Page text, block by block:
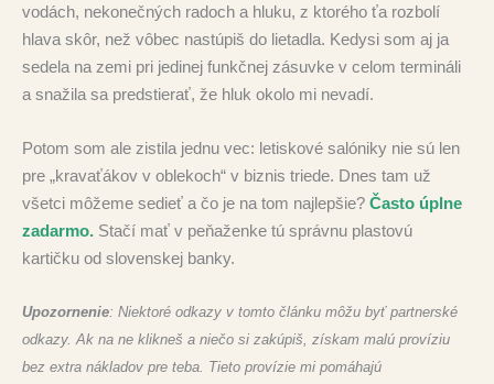
vodách, nekonečných radoch a hluku, z ktorého ťa rozbolí
hlava skôr, než vôbec nastúpiš do lietadla. Kedysi som aj ja
sedela na zemi pri jedinej funkčnej zásuvke v celom termináli
a snažila sa predstierať, že hluk okolo mi nevadí.
Potom som ale zistila jednu vec: letiskové salóniky nie sú len
pre „kravaťákov v oblekoch“ v biznis triede. Dnes tam už
všetci môžeme sedieť a čo je na tom najlepšie? Často úplne
zadarmo. Stačí mať v peňaženke tú správnu plastovú
kartičku od slovenskej banky.
Upozornenie: Niektoré odkazy v tomto článku môžu byť partnerské
odkazy. Ak na ne klikneš a niečo si zakúpiš, získam malú províziu
bez extra nákladov pre teba. Tieto provízie mi pomáhajú